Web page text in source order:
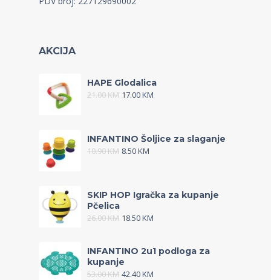
AKCIJA
HAPE Glodalica
21.00KM 17.00KM
INFANTINO Šoljice za slaganje
10.90KM 8.50KM
SKIP HOP Igračka za kupanje
Pčelica
26.00KM 18.50KM
INFANTINO 2u1 podloga za
kupanje
53.00KM 42.40KM